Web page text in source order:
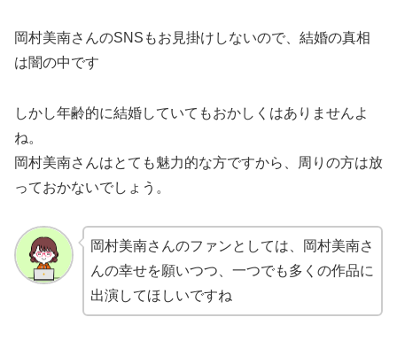
岡村美南さんのSNSもお見掛けしないので、結婚の真相
は闇の中です
しかし年齢的に結婚していてもおかしくはありませんよ
ね。
岡村美南さんはとても魅力的な方ですから、周りの方は放
っておかないでしょう。
岡村美南さんのファンとしては、岡村美南さ
んの幸せを願いつつ、一つでも多くの作品に
出演してほしいですね